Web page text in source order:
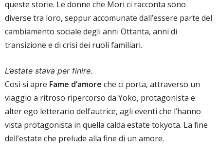
queste storie. Le donne che Mori ci racconta sono
diverse tra loro, seppur accomunate dall’essere parte del
cambiamento sociale degli anni Ottanta, anni di
transizione e di crisi dei ruoli familiari.
L’estate stava per finire.
Così si apre Fame d’amore che ci porta, attraverso un
viaggio a ritroso ripercorso da Yoko, protagonista e
alter ego letterario dell’autrice, agli eventi che l’hanno
vista protagonista in quella calda estate tokyota. La fine
dell’estate che prelude alla fine di un amore.